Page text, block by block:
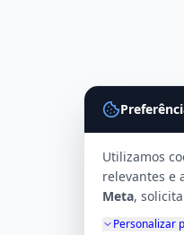
Utilizamos
relevantes e
Meta,
Personalizar